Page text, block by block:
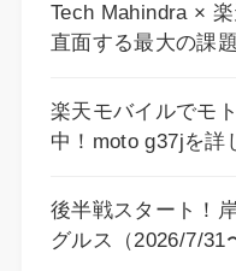
Tech Mahindra ×
直面する最大の課
楽天モバイルでモ
中！moto g37jを詳
後半戦スタート！
グルス（2026/7/31